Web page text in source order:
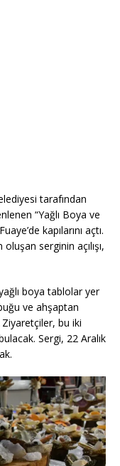
tarafından
“Yağlı Boya ve
kapılarını açtı.
serginin açılışı,
boya tablolar yer
ve ahşaptan
Ziyaretçiler, bu iki
Sergi, 22 Aralık